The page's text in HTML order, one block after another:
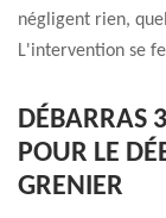
négligent rien,
L'intervention se
DÉBARRAS
POUR LE
GRENIER